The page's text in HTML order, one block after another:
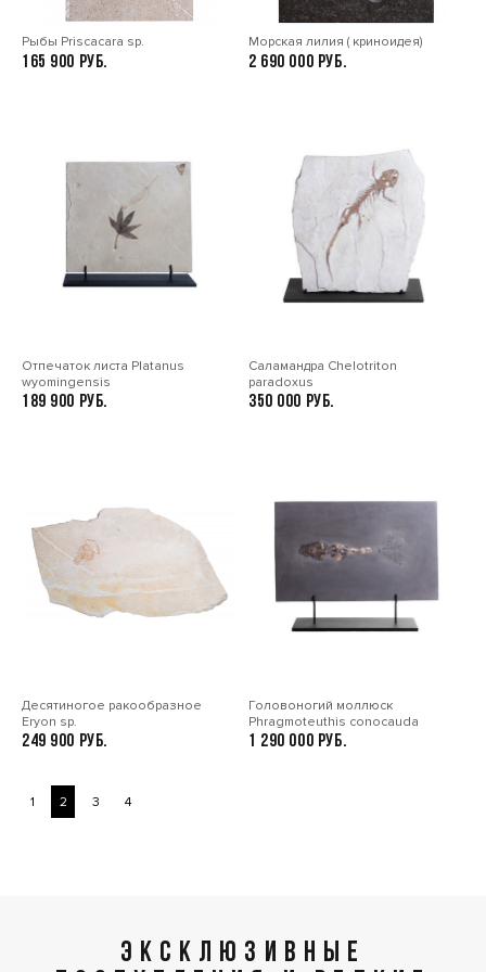
Рыбы Priscacara sp.
165 900
Морская лилия ( криноидея)
2 690 000
Отпечаток листа Platanus
wyomingensis
189 900
Саламандра Chelotriton
paradoxus
350 000
Десятиногое ракообразное
Eryon sp.
249 900
Головоногий моллюск
Phragmoteuthis conocauda
1 290 000
1 2 3 4
ЭКСКЛЮЗИВНЫЕ